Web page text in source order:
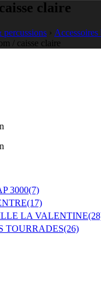
claire
percussions › Accessoires
/ caisse claire
3000(7)
(17)
LA VALENTINE
TOURRADES(26)